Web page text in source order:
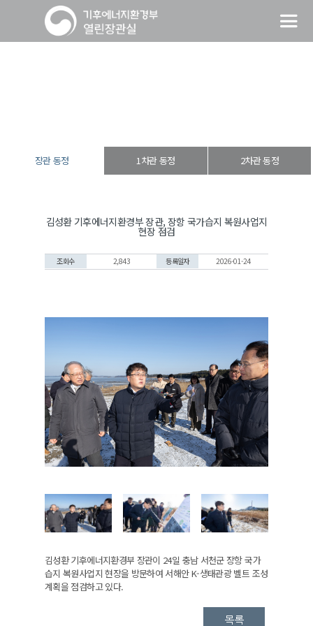
장관 동정 1차관 동정 2차관 동정
김성환 기후에너지환경부 장관, 장항 국가습지 복원사업지
현장 점검
조회수 2,843 등록일자 2026-01-24
김성환 기후에너지환경부 장관이 24일 충남 서천군 장항 국가
습지 복원사업지 현장을 방문하여 서해안 K-생태관광 벨트 조성
계획을 점검하고 있다.